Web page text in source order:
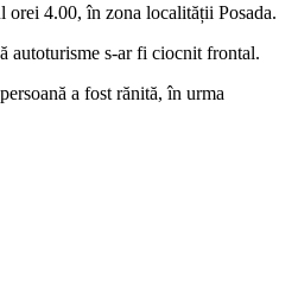
4.00, în zona localității Posada.
autoturisme s-ar fi ciocnit frontal.
a fost rănită, în urma